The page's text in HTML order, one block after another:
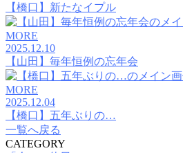
【橋口】新たなイプル
MORE
2025.12.10
【山田】毎年恒例の忘年会
MORE
2025.12.04
【橋口】五年ぶりの…
一覧へ戻る
CATEGORY